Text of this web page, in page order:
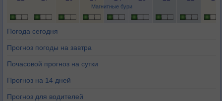
Магнитные бури
Погода сегодня
Прогноз погоды на завтра
Почасовой прогноз на сутки
Прогноз на 14 дней
Прогноз для водителей